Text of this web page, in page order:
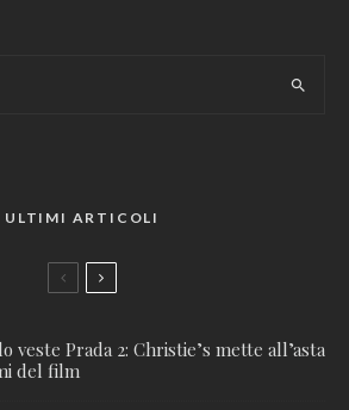
ULTIMI ARTICOLI
veste Prada 2: Christie’s mette all’asta
del film